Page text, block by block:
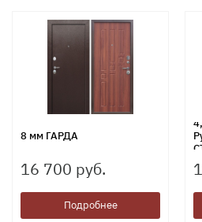
8 мм ГАРДА
16 700 руб.
Подробнее